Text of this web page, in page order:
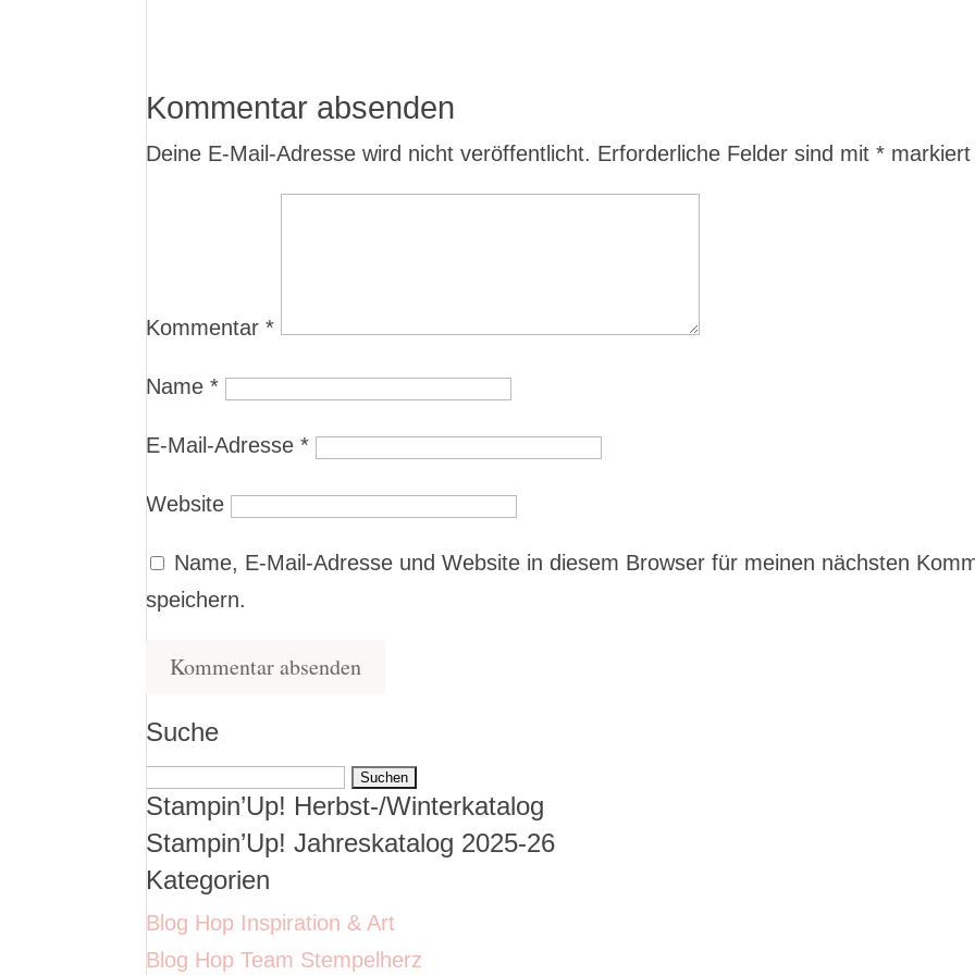
Kommentar absenden
Deine E-Mail-Adresse wird nicht veröffentlicht. Erforderliche Felder sind mit* markiert
Kommentar*
Name*
E-Mail-Adresse*
Website
Name, E-Mail-Adresse und Website in diesem Browser für meinen nächsten
speichern.
Suche
Suchen
nach:
Stampin’Up! Herbst-/Winterkatalog
Stampin’Up! Jahreskatalog 2025-26
Kategorien
Blog Hop Inspiration & Art
Blog Hop Team Stempelherz